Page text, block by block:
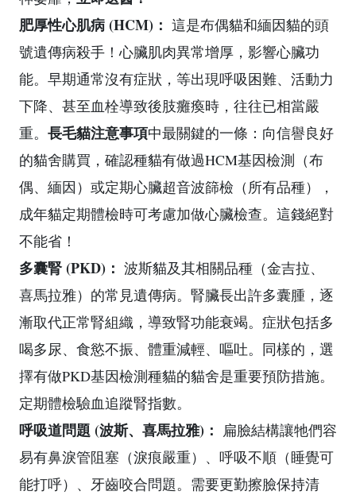
肥厚性心肌病 (HCM)： 這是布偶貓和緬因貓的頭
號遺傳病殺手！心臟肌肉異常增厚，影響心臟功
能。早期通常沒有症狀，等出現呼吸困難、活動力
下降、甚至血栓導致後肢癱瘓時，往往已相當嚴
重。 長毛貓注意事項中最關鍵的一條：向信譽良好
的貓舍購買，確認種貓有做過HCM基因檢測（布
偶、緬因）或定期心臟超音波篩檢（所有品種），
成年貓定期體檢時可考慮加做心臟檢查。這錢絕對
不能省！
多囊腎 (PKD)： 波斯貓及其相關品種（金吉拉、
喜馬拉雅）的常見遺傳病。腎臟長出許多囊腫，逐
漸取代正常腎組織，導致腎功能衰竭。症狀包括多
喝多尿、食慾不振、體重減輕、嘔吐。同樣的，選
擇有做PKD基因檢測種貓的貓舍是重要預防措施。
定期體檢驗血追蹤腎指數。
呼吸道問題 (波斯、喜馬拉雅)： 扁臉結構讓牠們容
易有鼻淚管阻塞（淚痕嚴重）、呼吸不順（睡覺可
能打呼）、牙齒咬合問題。需要更勤擦臉保持清